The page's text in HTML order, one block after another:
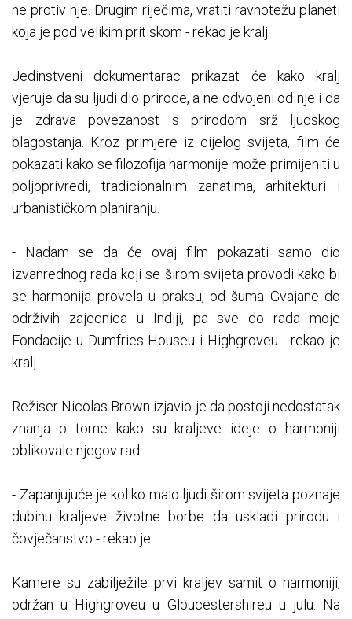
ne protiv nje. Drugim riječima, vratiti ravnotežu planeti
koja je pod velikim pritiskom - rekao je kralj.
Jedinstveni dokumentarac prikazat će kako kralj
vjeruje da su ljudi dio prirode, a ne odvojeni od nje i da
je zdrava povezanost s prirodom srž ljudskog
blagostanja. Kroz primjere iz cijelog svijeta, film će
pokazati kako se filozofija harmonije može primijeniti u
poljoprivredi, tradicionalnim zanatima, arhitekturi i
urbanističkom planiranju.
- Nadam se da će ovaj film pokazati samo dio
izvanrednog rada koji se širom svijeta provodi kako bi
se harmonija provela u praksu, od šuma Gvajane do
održivih zajednica u Indiji, pa sve do rada moje
Fondacije u Dumfries Houseu i Highgroveu - rekao je
kralj.
Režiser Nicolas Brown izjavio je da postoji nedostatak
znanja o tome kako su kraljeve ideje o harmoniji
oblikovale njegov rad.
- Zapanjujuće je koliko malo ljudi širom svijeta poznaje
dubinu kraljeve životne borbe da uskladi prirodu i
čovječanstvo - rekao je.
Kamere su zabilježile prvi kraljev samit o harmoniji,
održan u Highgroveu u Gloucestershireu u julu. Na